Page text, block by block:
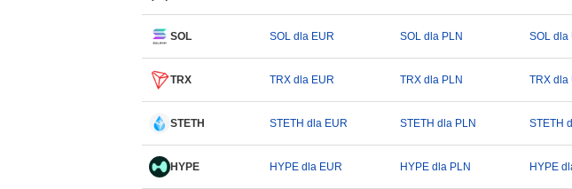
SOL SOL dla EUR SOL dla PLN SOL dla
TRX TRX dla EUR TRX dla PLN TRX dla
STETH STETH dla EUR STETH dla PLN STETH
HYPE HYPE dla EUR HYPE dla PLN HYPE